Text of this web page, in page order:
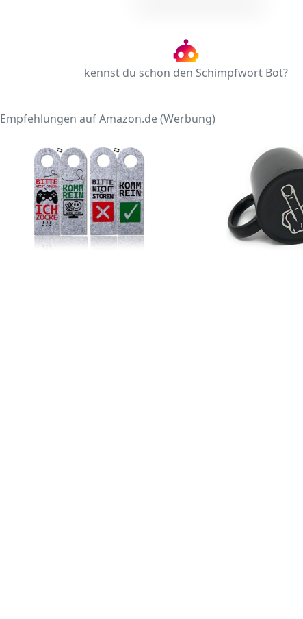
kennst du schon den Schimpfwort Bot?
Empfehlungen auf Amazon.de (Werbung)